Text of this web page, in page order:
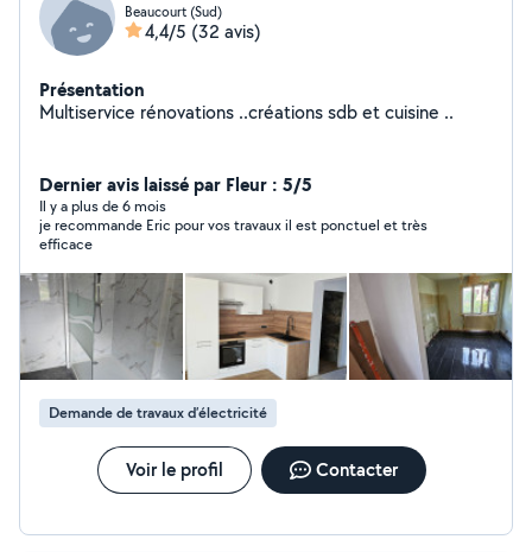
Beaucourt (Sud)
4,4/5 (32 avis)
Présentation
Multiservice rénovations ..créations sdb et cuisine ..
Dernier avis laissé par Fleur : 5/5
Il y a plus de 6 mois
je recommande Eric pour vos travaux il est ponctuel et très
efficace
Demande de travaux d’électricité
Voir le profil Contacter